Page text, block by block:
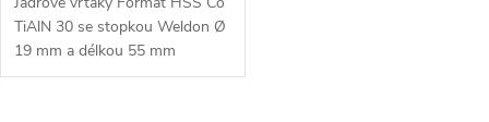
u
k
u
k
TiAlN 30 se stopkou Weldon Ø
19 mm a délkou 55 mm